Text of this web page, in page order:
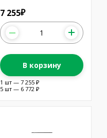
7 255₽
В корзину
1 шт — 7 255 ₽
5 шт — 6 772 ₽